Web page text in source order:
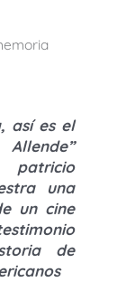
así es el
patricio
una
un cine
de